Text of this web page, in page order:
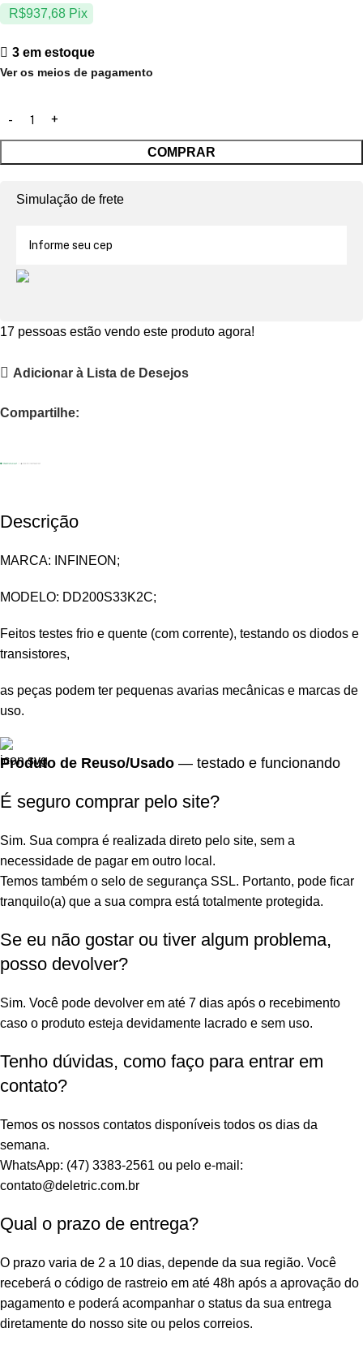
R$937,68 Pix
3 em estoque
Ver os meios de pagamento
COMPRAR
Simulação de frete
17 pessoas estão vendo este produto agora!
Adicionar à Lista de Desejos
Compartilhe:
Descrição
MARCA: INFINEON;
MODELO: DD200S33K2C;
Feitos testes frio e quente (com corrente), testando os diodos e
transistores,
as peças podem ter pequenas avarias mecânicas e marcas de
uso.
Produto de Reuso/Usado — testado e funcionando
É seguro comprar pelo site?
Sim. Sua compra é realizada direto pelo site, sem a
necessidade de pagar em outro local.
Temos também o selo de segurança SSL. Portanto, pode ficar
tranquilo(a) que a sua compra está totalmente protegida.
Se eu não gostar ou tiver algum problema,
posso devolver?
Sim. Você pode devolver em até 7 dias após o recebimento
caso o produto esteja devidamente lacrado e sem uso.
Tenho dúvidas, como faço para entrar em
contato?
Temos os nossos contatos disponíveis todos os dias da
semana.
WhatsApp: (47) 3383-2561 ou pelo e-mail:
contato@deletric.com.br
Qual o prazo de entrega?
O prazo varia de 2 a 10 dias, depende da sua região. Você
receberá o código de rastreio em até 48h após a aprovação do
pagamento e poderá acompanhar o status da sua entrega
diretamente do nosso site ou pelos correios.